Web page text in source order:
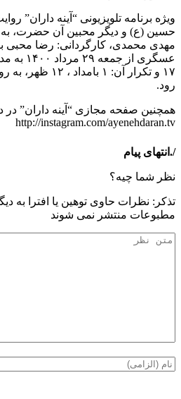
ویژه برنامه تلویزیونی “آینه داران”
حسین (ع) و دیگر محبین آن حضرت، به
مهدی محمدی، کارگردانی: رضا محبی
رود.
همچنین صفحه مجازی “آینه داران”
http://instagram.com/ayenehdaran.tv
/.انتهای پیام
نظر شما چیه؟
تذكر: نظرات حاوی توهين يا افترا به
مطبوعات منتشر نمی شوند